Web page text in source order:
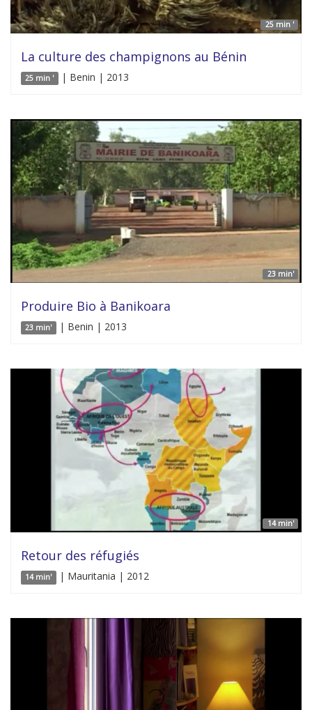
25 min '
La culture des champignons au Bénin
25 min ' | Benin | 2013
23 min'
Produire Bio à Banikoara
23 min' | Benin | 2013
14 min'
Retour des réfugiés
14 min' | Mauritania | 2012